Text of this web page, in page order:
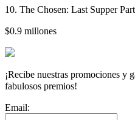
10. The Chosen: Last Supper
$0.9 millones
¡Recibe nuestras promociones y
fabulosos premios!
Email: